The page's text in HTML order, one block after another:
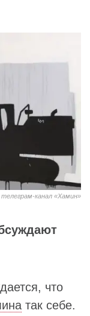
канал «Хамин»
что
так себе.